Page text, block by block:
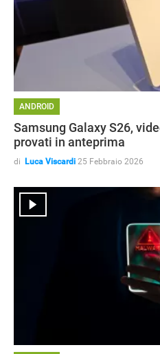
ANDROID
Samsung Galaxy S26,
provati in anteprima
di Luca Viscardi 25 Febbraio 2026